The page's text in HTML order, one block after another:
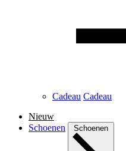
Cadeau Cadeau
Nieuw
Schoenen
Schoenen